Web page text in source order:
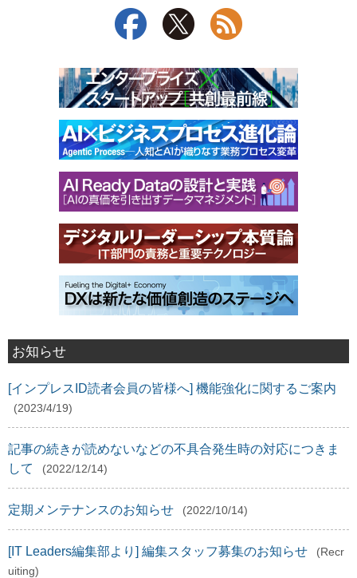
お知らせ
[インプレスID読者会員の皆様へ] 機能強化に関するご案内
(2023/4/19)
記事の続きが読めないなどの不具合発生時の対応につきま
して
(2022/12/14)
定期メンテナンスのお知らせ (2022/10/14)
[IT Leaders編集部より] 編集スタッフ募集のお知らせ
(Recr
uiting)